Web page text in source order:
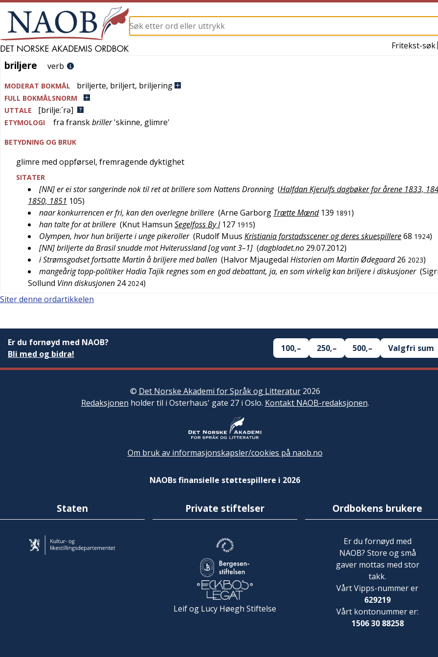
Fritekst-søk
briljere
briljere verb
MODERAT BOKMÅL briljerte, briljert, briljering
FULL BOKMÅLSNORM
UTTALE
[brilje:´rə]
ETYMOLOGI fra franskbriller'skinne, glimre'
BETYDNING OG BRUK
glimre med oppførsel, fremragende dyktighet
SITATER
[NN] er ei stor sangerinde nok til ret at brillere som Nattens Dronning (Halfdan Kjerulfs dagbøker for årene 1833,
1850, 1851 105)
naar konkurrencen er fri, kan den overlegne brillere (Arne Garborg Trætte Mænd 139 1891)
han talte for at brillere (Knut Hamsun Segelfoss By I 127 1915)
Olympen, hvor hun briljerte i unge pikeroller (Rudolf Muus Kristiania forstadsscener og deres skuespillere68 1924)
[NN] briljerte da Brasil snudde mot Hviterussland [og vant 3–1] (dagbladet.no 29.07.2012)
i Strømsgodset fortsatte Martin å briljere med ballen (Halvor Mjaugedal Historien om Martin Ødegaard 26 2023)
mangeårig topp-politiker Hadia Tajik regnes som en god debattant, ja, en som virkelig kan briljere i diskusjoner (
Sollund Vinn diskusjonen 24 2024)
Siter denne ordartikkelen
Er du fornøyd med NAOB?
Bli med og bidra!
100,– 250,– 500,– Valgfri sum
© Det Norske Akademi for Språk og Litteratur2026
Redaksjonen holder til i Osterhaus' gate 27 i Oslo. Kontakt NAOB-redaksjonen.
Om bruk av informasjonskapsler/cookies på naob.no
NAOBs finansielle støttespillere i 2026
Staten Private stiftelser
Leif og Lucy Høegh Stiftelse
Ordbokens brukere
Er du fornøyd med
NAOB? Store og små
gaver mottas med stor
takk.
Vårt Vipps-nummer er
629219
Vårt kontonummer er:
1506 30 88258